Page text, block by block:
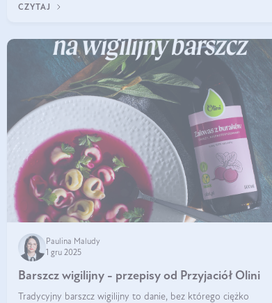
etapie życia.
CZYTAJ
Paulina Maludy
1 gru 2025
Barszcz wigilijny - przepisy od Przyjaciół Olini
Tradycyjny barszcz wigilijny to danie, bez którego ciężko